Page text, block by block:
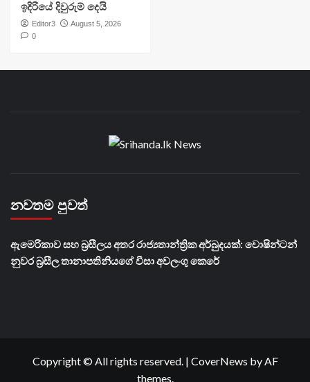
ඉදිරියේ දිවුරුම් දෙයි
Editor3
August 5, 2026
0
නවතම පුවත්
ඇමෙරිකාව සහ බ්‍රසීලය අතර රාජ්‍යතාන්ත්‍රික අර්බුදයක්: වොෂින්ටන්
නුවර බ්‍රසීල තානාපතිනියගේ වීසා අවලංගු කෙරේ
Copyright © All rights reserved. | CoverNews by AF
themes.